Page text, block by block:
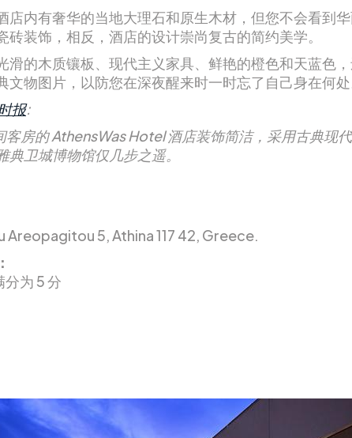
店内有奢华的当地大理石和原生木材，但您不会看到
砖装饰，相反，酒店的设计崇尚复古的简约美学。
滑的木质镶板、现代主义家具、鲜艳的橙色和天蓝色
文物图片，以防您在深夜醒来时一时忘了自己身在何
报:
客房的 AthensWas Hotel 酒店装饰简洁，采用古典现
典卫城博物馆仅几步之遥。
Areopagitou 5, Athina 117 42, Greece.
为 5 分